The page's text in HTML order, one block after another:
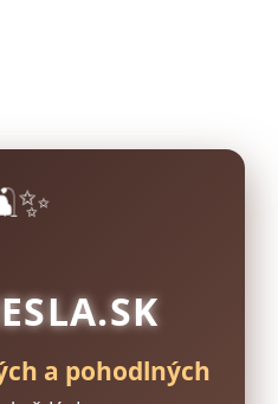
a pohodlných